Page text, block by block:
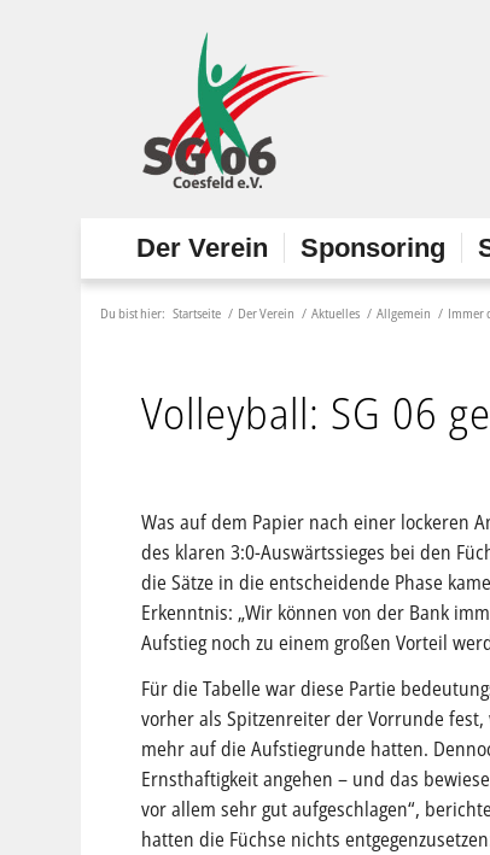
Der Verein Sponsoring
Du bist hier: Startseite / Der Verein / Aktuelles / Allgemein / Immer
Volleyball: SG 06
Was auf dem Papier nach einer lockeren
des klaren 3:0-Auswärtssieges bei den
die Sätze in die entscheidende Phase
Erkenntnis: „Wir können von der Bank
Aufstieg noch zu einem großen Vorteil
Für die Tabelle war diese Partie
vorher als Spitzenreiter der Vorrunde
mehr auf die Aufstiegrunde hatten.
Ernsthaftigkeit angehen – und das
vor allem sehr gut aufgeschlagen“,
hatten die Füchse nichts